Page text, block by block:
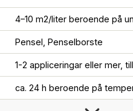
4–10 m2/liter beroende på
Pensel, Penselborste
1-2 appliceringar eller mer,
ca. 24 h beroende på